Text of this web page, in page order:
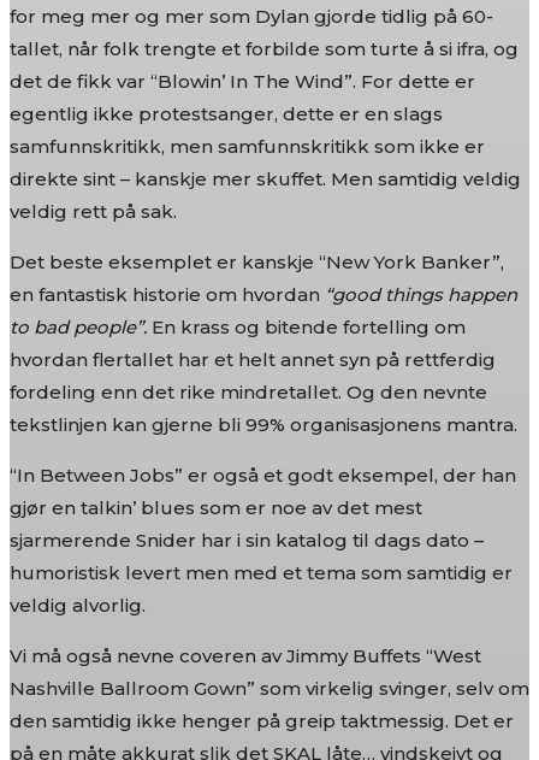
for meg mer og mer som Dylan gjorde tidlig på 60-
tallet, når folk trengte et forbilde som turte å si ifra, og
det de fikk var “Blowin’ In The Wind”. For dette er
egentlig ikke protestsanger, dette er en slags
samfunnskritikk, men samfunnskritikk som ikke er
direkte sint – kanskje mer skuffet. Men samtidig veldig
veldig rett på sak.
Det beste eksemplet er kanskje “New York Banker”,
en fantastisk historie om hvordan “good things happen
to bad people”. En krass og bitende fortelling om
hvordan flertallet har et helt annet syn på rettferdig
fordeling enn det rike mindretallet. Og den nevnte
tekstlinjen kan gjerne bli 99% organisasjonens mantra.
“In Between Jobs” er også et godt eksempel, der han
gjør en talkin’ blues som er noe av det mest
sjarmerende Snider har i sin katalog til dags dato –
humoristisk levert men med et tema som samtidig er
veldig alvorlig.
Vi må også nevne coveren av Jimmy Buffets “West
Nashville Ballroom Gown” som virkelig svinger, selv om
den samtidig ikke henger på greip taktmessig. Det er
på en måte akkurat slik det SKAL låte… vindskeivt og